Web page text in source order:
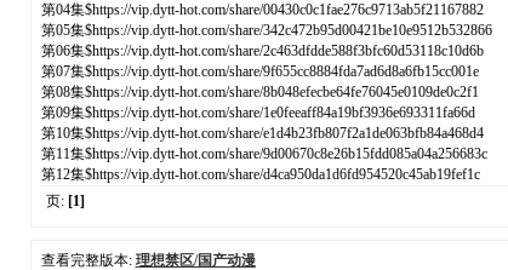
第04集$https://vip.dytt-hot.com/share/00430c0c1fae276c9713ab5f21167882
第05集$https://vip.dytt-hot.com/share/342c472b95d00421be10e9512b532866
第06集$https://vip.dytt-hot.com/share/2c463dfdde588f3bfc60d53118c10d6b
第07集$https://vip.dytt-hot.com/share/9f655cc8884fda7ad6d8a6fb15cc001e
第08集$https://vip.dytt-hot.com/share/8b048efecbe64fe76045e0109de0c2f1
第09集$https://vip.dytt-hot.com/share/1e0feeaff84a19bf3936e693311fa66d
第10集$https://vip.dytt-hot.com/share/e1d4b23fb807f2a1de063bfb84a468d4
第11集$https://vip.dytt-hot.com/share/9d00670c8e26b15fdd085a04a256683c
第12集$https://vip.dytt-hot.com/share/d4ca950da1d6fd954520c45ab19fef1c
页: [1]
查看完整版本: 理想禁区/国产动漫